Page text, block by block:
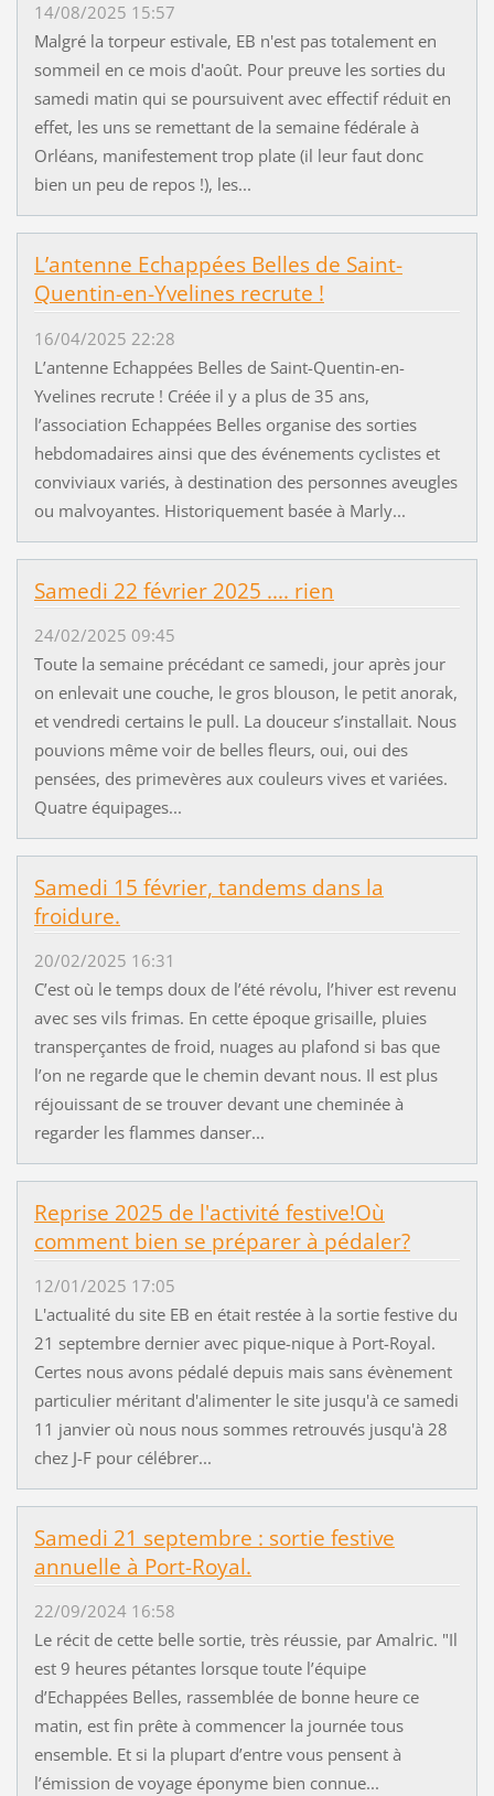
14/08/2025 15:57
Malgré la torpeur estivale, EB n'est pas totalement en
sommeil en ce mois d'août. Pour preuve les sorties du
samedi matin qui se poursuivent avec effectif réduit en
effet, les uns se remettant de la semaine fédérale à
Orléans, manifestement trop plate (il leur faut donc
bien un peu de repos !), les...
L’antenne Echappées Belles de Saint-
Quentin-en-Yvelines recrute !
16/04/2025 22:28
L’antenne Echappées Belles de Saint-Quentin-en-
Yvelines recrute ! Créée il y a plus de 35 ans,
l’association Echappées Belles organise des sorties
hebdomadaires ainsi que des événements cyclistes et
conviviaux variés, à destination des personnes aveugles
ou malvoyantes. Historiquement basée à Marly...
Samedi 22 février 2025 .... rien
24/02/2025 09:45
Toute la semaine précédant ce samedi, jour après jour
on enlevait une couche, le gros blouson, le petit anorak,
et vendredi certains le pull. La douceur s’installait. Nous
pouvions même voir de belles fleurs, oui, oui des
pensées, des primevères aux couleurs vives et variées.
Quatre équipages...
Samedi 15 février, tandems dans la
froidure.
20/02/2025 16:31
C’est où le temps doux de l’été révolu, l’hiver est revenu
avec ses vils frimas. En cette époque grisaille, pluies
transperçantes de froid, nuages au plafond si bas que
l’on ne regarde que le chemin devant nous. Il est plus
réjouissant de se trouver devant une cheminée à
regarder les flammes danser...
Reprise 2025 de l'activité festive!Où
comment bien se préparer à pédaler?
12/01/2025 17:05
L'actualité du site EB en était restée à la sortie festive du
21 septembre dernier avec pique-nique à Port-Royal.
Certes nous avons pédalé depuis mais sans évènement
particulier méritant d'alimenter le site jusqu'à ce samedi
11 janvier où nous nous sommes retrouvés jusqu'à 28
chez J-F pour célébrer...
Samedi 21 septembre : sortie festive
annuelle à Port-Royal.
22/09/2024 16:58
Le récit de cette belle sortie, très réussie, par Amalric. "Il
est 9 heures pétantes lorsque toute l’équipe
d’Echappées Belles, rassemblée de bonne heure ce
matin, est fin prête à commencer la journée tous
ensemble. Et si la plupart d’entre vous pensent à
l’émission de voyage éponyme bien connue...